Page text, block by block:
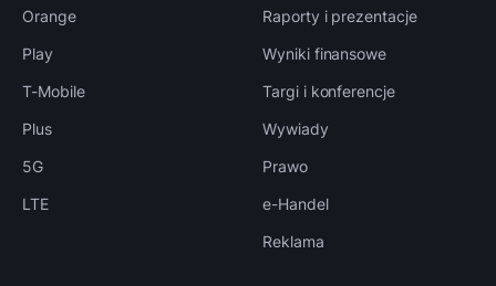
Orange
Play
T-Mobile
Plus
5G
LTE
Raporty i prezentacje
Wyniki finansowe
Targi i konferencje
Wywiady
Prawo
e-Handel
Reklama